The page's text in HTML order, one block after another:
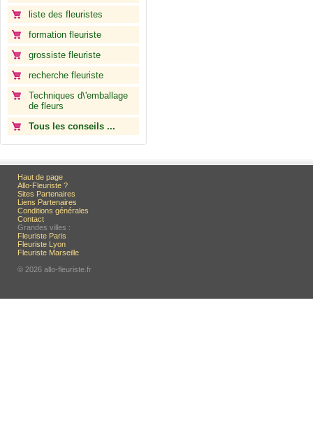
liste des fleuristes
formation fleuriste
grossiste fleuriste
recherche fleuriste
Techniques d\'emballage
de fleurs
Tous les conseils ...
Haut de page
Allo-Fleuriste ?
Sites Partenaires
Liens Partenaires
Conditions générales
Contact
Grandes villes :
Fleuriste Paris
Fleuriste Lyon
Fleuriste Marseille
© 2026 allo-fleuriste.fr